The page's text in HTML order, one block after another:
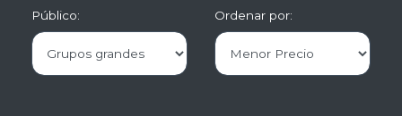
Público: Ordenar por: